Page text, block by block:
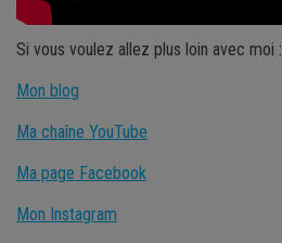
Si vous voulez allez plus loin avec moi :
Mon blog
Ma chaîne YouTube
Ma page Facebook
Mon Instagram